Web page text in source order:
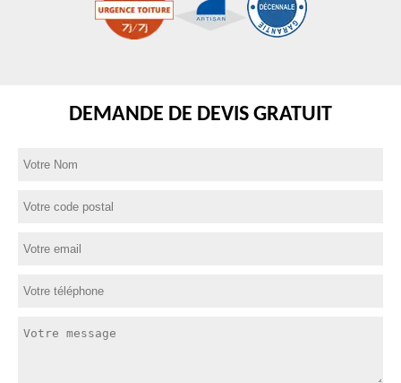
DEMANDE DE DEVIS GRATUIT